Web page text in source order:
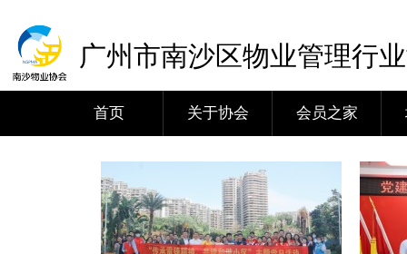
广州市南沙区物业管理行
首页 关于协会 会员之家